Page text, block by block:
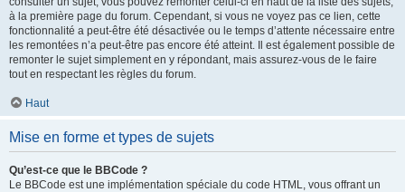
à la première page du forum. Cependant, si vous ne voyez pas ce lien, cette
fonctionnalité a peut-être été désactivée ou le temps d’attente nécessaire entre
les remontées n’a peut-être pas encore été atteint. Il est également possible de
remonter le sujet simplement en y répondant, mais assurez-vous de le faire
tout en respectant les règles du forum.
Haut
Mise en forme et types de sujets
Qu’est-ce que le BBCode ?
Le BBCode est une implémentation spéciale du code HTML, vous offrant un